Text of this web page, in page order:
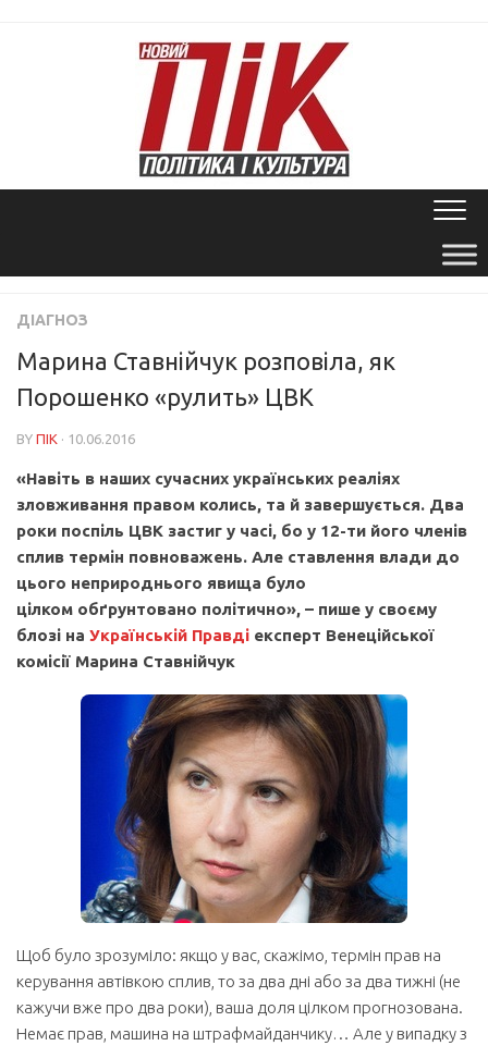
ДІАГНОЗ
Марина Ставнійчук розповіла, як
Порошенко «рулить» ЦВК
BY ПІК · 10.06.2016
«Навіть в наших сучасних українських реаліях
зловживання правом колись, та й завершується. Два
роки поспіль ЦВК застиг у часі, бо у 12-ти його членів
сплив термін повноважень. Але ставлення влади до
цього неприроднього явища було
цілком обґрунтовано політично», – пише у своєму
блозі на Українській Правді експерт Венеційської
комісії Марина Ставнійчук
Щоб було зрозуміло: якщо у вас, скажімо, термін прав на
керування автівкою сплив, то за два дні або за два тижні (не
кажучи вже про два роки), ваша доля цілком прогнозована.
Немає прав, машина на штрафмайданчику… Але у випадку з